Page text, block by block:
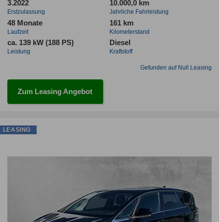
3.2022
Erstzulassung
10.000,0 km
Jahrliche Fahrleistung
48 Monate
Laufzeit
161 km
Kilometerstand
ca. 139 kW (188 PS)
Leistung
Diesel
Kraftstoff
Gefunden auf Null Leasing
Zum Leasing Angebot
LEASING